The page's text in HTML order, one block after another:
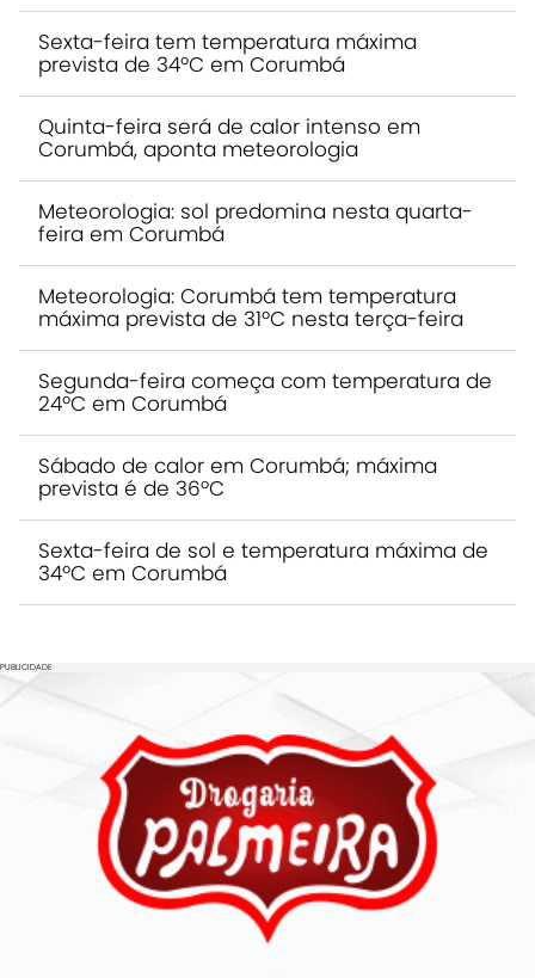
Sexta-feira tem temperatura máxima
prevista de 34ºC em Corumbá
Quinta-feira será de calor intenso em
Corumbá, aponta meteorologia
Meteorologia: sol predomina nesta quarta-
feira em Corumbá
Meteorologia: Corumbá tem temperatura
máxima prevista de 31ºC nesta terça-feira
Segunda-feira começa com temperatura de
24ºC em Corumbá
Sábado de calor em Corumbá; máxima
prevista é de 36ºC
Sexta-feira de sol e temperatura máxima de
34ºC em Corumbá
PUBLICIDADE